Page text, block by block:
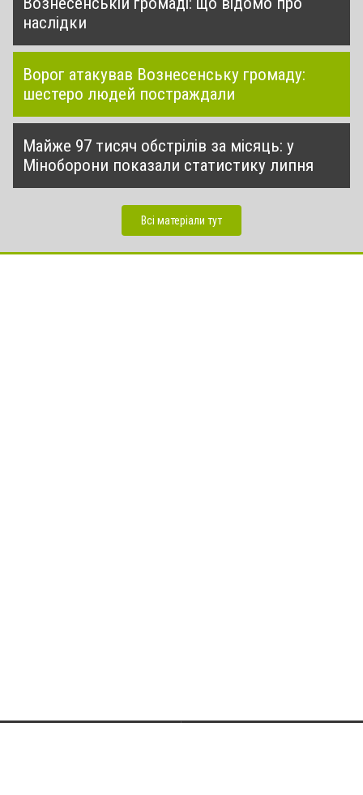
наслідки
Ворог атакував Вознесенську громаду:
шестеро людей постраждали
Майже 97 тисяч обстрілів за місяць: у
Міноборони показали статистику липня
Всі матеріали тут